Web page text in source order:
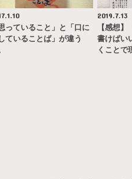
思っていること」と「口に
ていることば」が違う
2019.7.13
【感想】
書けばい
くこと